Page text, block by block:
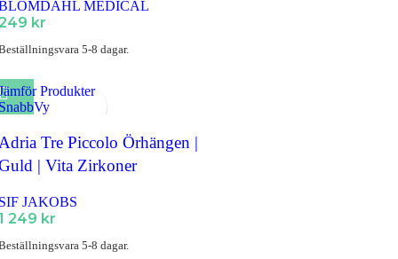
MEDICAL
kr
5-8 dagar.
Produkter
Tre Piccolo Örhängen |
| Vita Zirkoner
JAKOBS
249 kr
5-8 dagar.